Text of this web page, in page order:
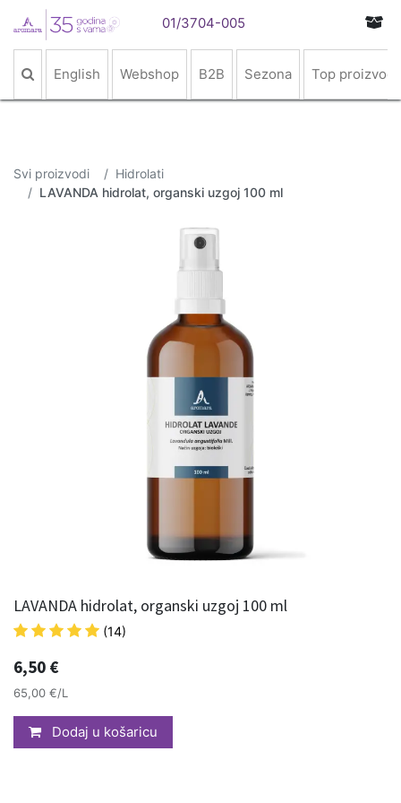
01/3704-005
English Webshop B2B Sezona Top proizvodi
Svi proizvodi
Hidrolati
LAVANDA hidrolat, organski uzgoj 100 ml
LAVANDA hidrolat, organski uzgoj 100 ml
(14)
6,50 €
65,00 €/L
Dodaj u košaricu